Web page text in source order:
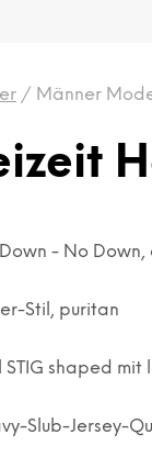
/ Männer
Down - No
Stil, puritan
STIG shaped
Slub-Jersey-